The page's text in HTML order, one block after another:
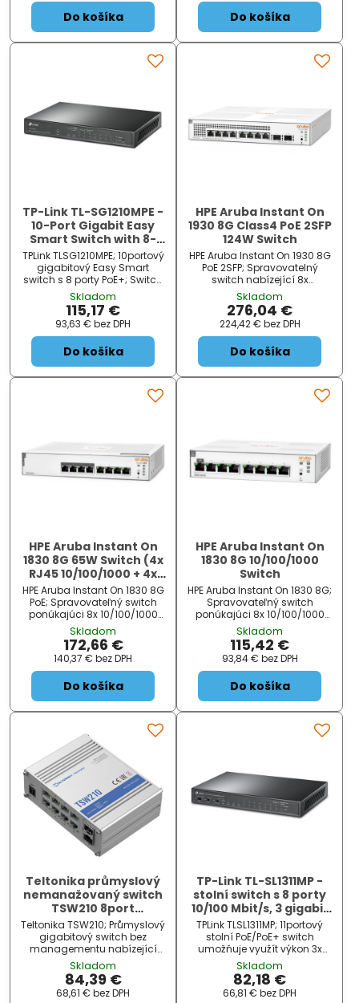
Do košíka Do košíka
TP-Link TL-SG1210MPE -
10-Port Gigabit Easy
Smart Switch with 8-
Port PoE+
TPLink TLSG1210MPE; 10portový
gigabitový Easy Smart
switch s 8 porty PoE+; Switch
nabízející 9 GbE RJ45 portů , z
nichž 8 podporuje PoE+
(802.3 af/at) s celkovým
napájecím výkonem až...
Skladom
115,17 €
93,63 € bez DPH
Do košíka
HPE Aruba Instant On
1930 8G Class4 PoE 2SFP
124W Switch
HPE Aruba Instant On 1930 8G
PoE 2SFP; Spravovatelný
switch nabízející 8x
10/100/1000 Mbps RJ45 portů
s PoE+ (802.3af/at) a 2x 1 GbE
SFP porty . Přepínací kapacita
je 20 Gbps a rychlost smě...
Skladom
276,04 €
224,42 € bez DPH
Do košíka
HPE Aruba Instant On
1830 8G 65W Switch (4x
RJ45 10/100/1000 + 4x
RJ45 10/100/1000 Class4
PoE)
HPE Aruba Instant On 1830 8G
PoE; Spravovateľný switch
ponúkajúci 8x 10/100/1000
Mbps RJ-45 portov z ktorých
štyri podporujú PoE+
(802.3af/at) pre napájanie
prístupových bodov, kamier,
VoIP telefónov či ďalších
najnovších
Skladom
172,66 €
140,37 € bez DPH
Do košíka
HPE Aruba Instant On
1830 8G 10/100/1000
Switch
HPE Aruba Instant On 1830 8G;
Spravovateľný switch
ponúkajúci 8x 10/100/1000
Mbps RJ-45 portov. Na prvom
porte je k dispozícii PoE vstup
pre prostredie, kde nie je k
dispozícii sieťové napájanie.
Prepínacia kapacita switcha
je 16 Gbps
Skladom
115,42 €
93,84 € bez DPH
Do košíka
Teltonika průmyslový
nemanažovaný switch
TSW210 8port
10/100/1000M + 2x SFP
Teltonika TSW210; Průmyslový
gigabitový switch bez
managementu nabízející
osm RJ45 portů a dva SFP
porty. Snadné použití bez
nutnosti konfigurace a
instalace. Možnost montáže
Skladom
84,39 €
68,61 € bez DPH
TP-Link TL-SL1311MP -
stolní switch s 8 porty
10/100 Mbit/s, 3 gigabit
porty a 8 porty PoE+
TPLink TLSL1311MP; 11portový
stolní PoE/PoE+ switch
umožňuje využít výkon 3x
Gbit/s uplink portů a
poskytuje kapacitu přepínání
až 7,6 Gbit/s . Vyhovuje
standardu 802.3af/at PoE+ ,
Skladom
82,18 €
66,81 € bez DPH